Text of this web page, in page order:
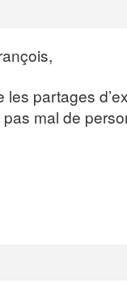
les partages
mal de